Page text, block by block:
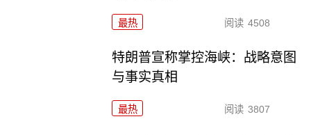
最热 阅读 4508
特朗普宣称掌控海峡：战略意图
与事实真相
最热 阅读 3807